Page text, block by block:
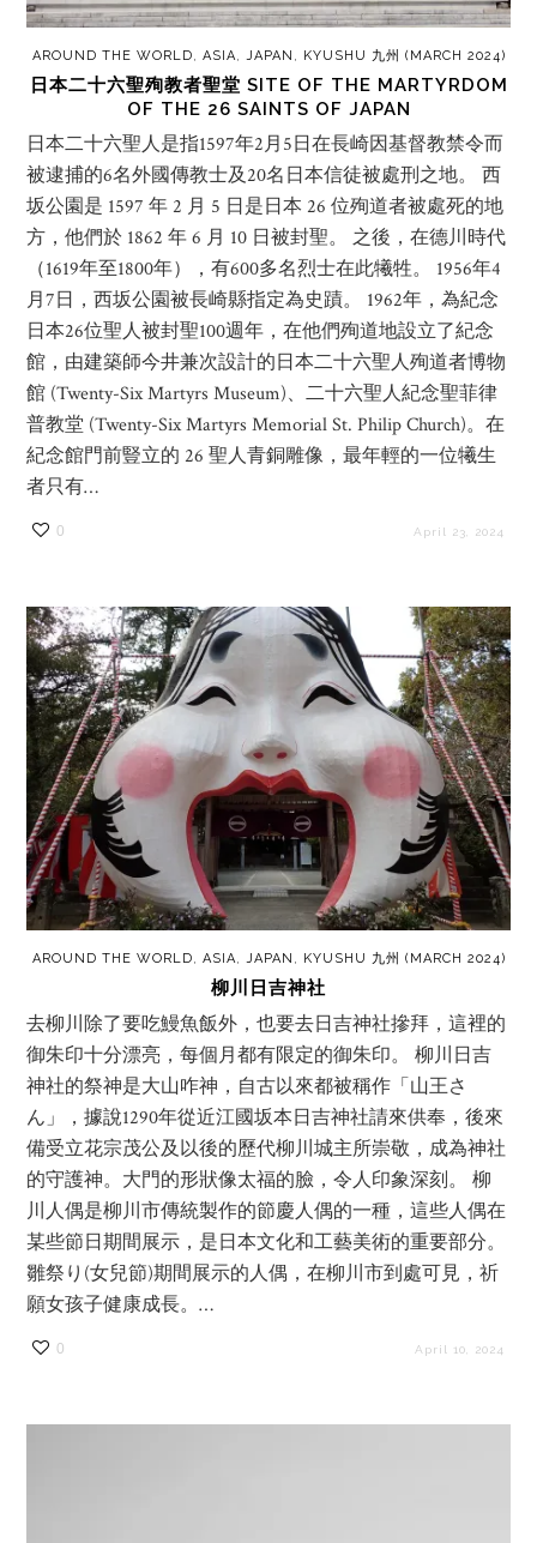
AROUND THE WORLD, ASIA, JAPAN , KYUSHU 九州 (MARCH 2024)
日本二十六聖殉教者聖堂 SITE OF THE MARTYRDOM
OF THE 26 SAINTS OF JAPAN
日本二十六聖人是指1597年2月5日在長崎因基督教禁令而
被逮捕的6名外國傳教士及20名日本信徒被處刑之地。 西
坂公園是 1597 年 2 月 5 日是日本 26 位殉道者被處死的地
方，他們於 1862 年 6 月 10 日被封聖。 之後，在德川時代
（1619年至1800年），有600多名烈士在此犧牲。 1956年4
月7日，西坂公園被長崎縣指定為史蹟。 1962年，為紀念
日本26位聖人被封聖100週年，在他們殉道地設立了紀念
館，由建築師今井兼次設計的日本二十六聖人殉道者博物
館 (Twenty-Six Martyrs Museum)、二十六聖人紀念聖菲律
普教堂 (Twenty-Six Martyrs Memorial St. Philip Church)。在
紀念館門前豎立的 26 聖人青銅雕像，最年輕的一位犧生
者只有…
0 April 23, 2024
AROUND THE WORLD, ASIA, JAPAN , KYUSHU 九州 (MARCH 2024)
柳川日吉神社
去柳川除了要吃鰻魚飯外，也要去日吉神社摻拜，這裡的
御朱印十分漂亮，每個月都有限定的御朱印。 柳川日吉
神社的祭神是大山咋神，自古以來都被稱作「山王さ
ん」，據說1290年從近江國坂本日吉神社請來供奉，後來
備受立花宗茂公及以後的歷代柳川城主所崇敬，成為神社
的守護神。大門的形狀像太福的臉，令人印象深刻。 柳
川人偶是柳川市傳統製作的節慶人偶的一種，這些人偶在
某些節日期間展示，是日本文化和工藝美術的重要部分。
雛祭り(女兒節)期間展示的人偶，在柳川市到處可見，祈
願女孩子健康成長。…
0 April 10, 2024